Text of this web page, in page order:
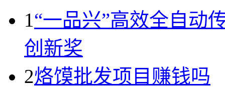
1“一品兴”高效全自动
创新奖
2烙馍批发项目赚钱吗